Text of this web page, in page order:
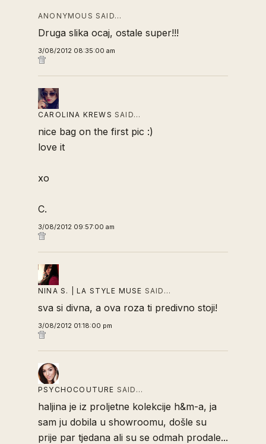
ANONYMOUS SAID…
Druga slika ocaj, ostale super!!!
3/08/2012 08:35:00 am
CAROLINA KREWS SAID…
nice bag on the first pic :)
love it
xo
C.
3/08/2012 09:57:00 am
NINA S. | LA STYLE MUSE SAID…
sva si divna, a ova roza ti predivno stoji!
3/08/2012 01:18:00 pm
PSYCHOCOUTURE SAID…
haljina je iz proljetne kolekcije h&m-a, ja
sam ju dobila u showroomu, došle su
prije par tjedana ali su se odmah prodale...